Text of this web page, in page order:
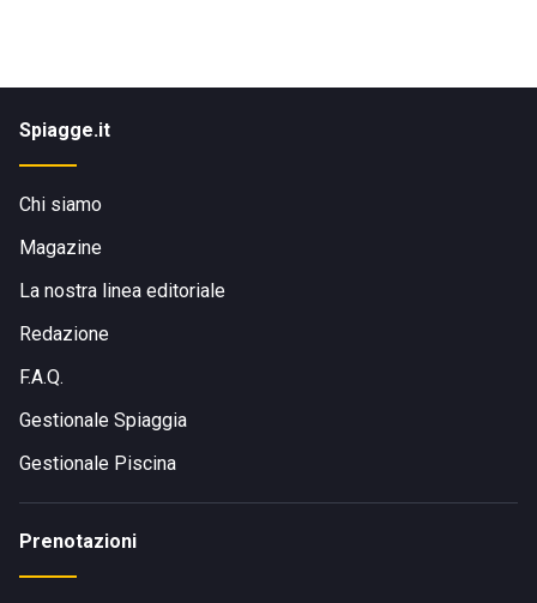
Spiagge.it
Chi siamo
Magazine
La nostra linea editoriale
Redazione
F.A.Q.
Gestionale Spiaggia
Gestionale Piscina
Prenotazioni